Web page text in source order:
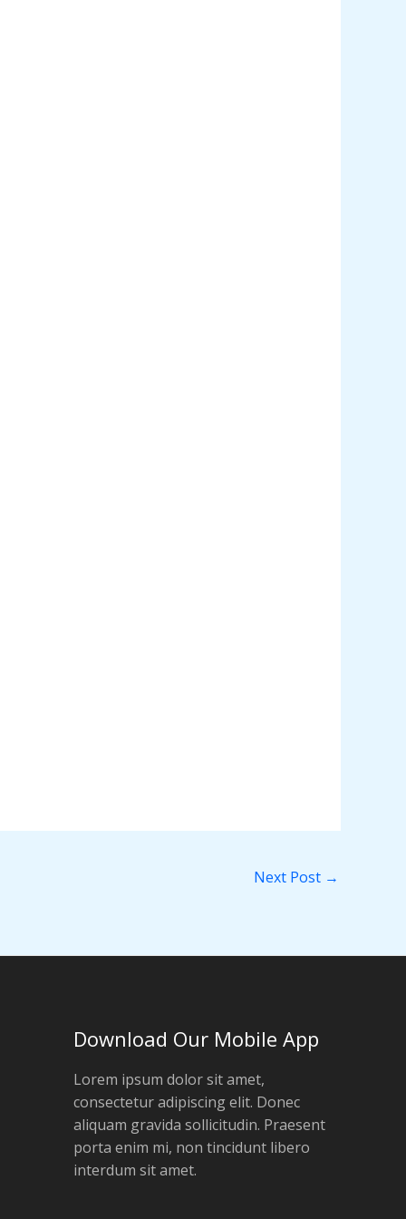
Next Post →
Download Our Mobile App
Lorem ipsum dolor sit amet,
consectetur adipiscing elit. Donec
aliquam gravida sollicitudin. Praesent
porta enim mi, non tincidunt libero
interdum sit amet.